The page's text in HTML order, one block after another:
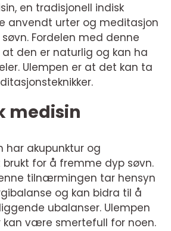
en tradisjonell indisk
anvendt urter og meditasjon
Fordelen med denne
den er naturlig og kan ha
Ulempen er at det kan ta
medisin
har akupunktur og
for å fremme dyp søvn.
tilnærmingen tar hensyn
og kan bidra til å
ubalanser. Ulempen
kan være smertefull for noen.